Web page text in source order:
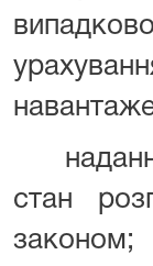
стан
законом;